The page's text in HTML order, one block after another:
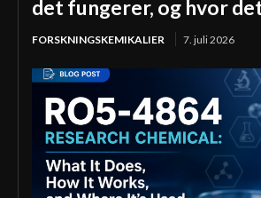
det fungerer, og hvor
FORSKNINGSKEMIKALIER 7. juli 2026